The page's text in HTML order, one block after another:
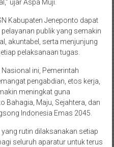
ujar Aspa Muji.
Kabupaten Jeneponto dapat
publik yang semakin
akuntabel, serta menjunjung
pelaksanaan tugas.
ini, Pemerintah
pengabdian, etos kerja,
meningkat guna
Bahagia, Maju, Sejahtera, dan
Indonesia Emas 2045.
rutin dilaksanakan setiap
seluruh aparatur untuk terus